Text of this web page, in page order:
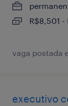
R$8,501
vaga postada
executivo